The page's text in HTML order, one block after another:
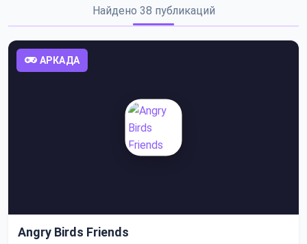
Найдено 38 публикаций
АРКАДА
Angry Birds Friends